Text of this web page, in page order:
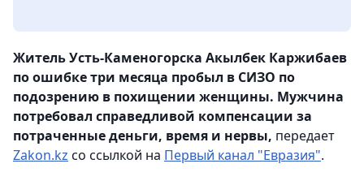
Житель Усть-Каменогорска Акылбек Каржибаев
по ошибке три месяца пробыл в СИЗО по
подозрению в похищении женщины. Мужчина
потребовал справедливой компенсации за
потраченные деньги, время и нервы, передает
Zakon.kz со ссылкой на Первый канал "Евразия".